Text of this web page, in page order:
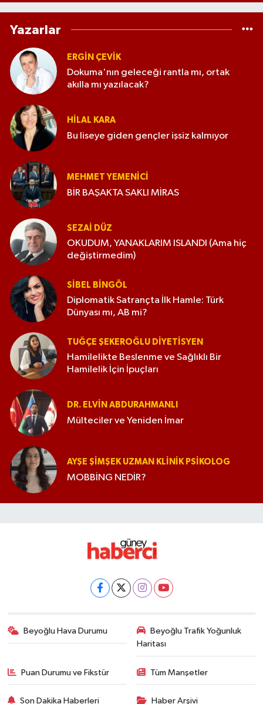
Yazarlar
ERGIN ÇEVİK
Dokuma'nın geleceği rantla mı, ortak
akılla mı yazılacak?
HILAL KARA
Bu liseye giden gençler işsiz kalmıyor
MEHMET YEMENICI
BİR BAŞAKTA SAKLI MİRAS
SEZAI DÜZ
OKUDUM, YANAKLARIM ISLANDI (Ama hiç
değiştirmedim)
SIBEL BINGÖL
Diplomatik Satrançta İlk Hamle: Türk
Dünyası mı, AB mi?
TUĞÇE ŞEKEROĞLU DIYETISYEN
Hamilelikte Beslenme ve Sağlıklı Bir
Hamilelik İçin İpuçları
DR. ELVIN ABDURAHMANLI
Mülteciler ve Yeniden İmar
AYŞE ŞIMŞEK UZMAN KLINIK PSIKOLOG
MOBBİNG NEDİR?
Beyoğlu Hava Durumu
Beyoğlu Trafik Yoğunluk
Haritası
Puan Durumu ve Fikstür Tüm Manşetler
Son Dakika Haberleri Haber Arşivi